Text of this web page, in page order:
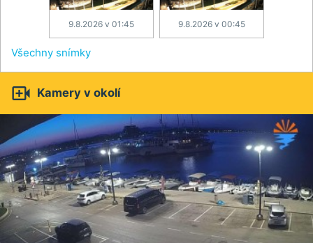
9.8.2026 v 01:45 9.8.2026 v 00:45
Všechny snímky
 Kamery v okolí